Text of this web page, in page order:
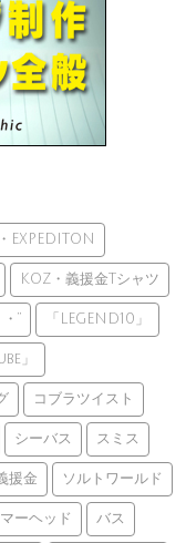
EXPEDITON
KOZ・義援金Tシャツ
” 「LEGEND10」
」
コブラツイスト
シーバス スミス
援金 ソルトワールド
ーヘッド バス